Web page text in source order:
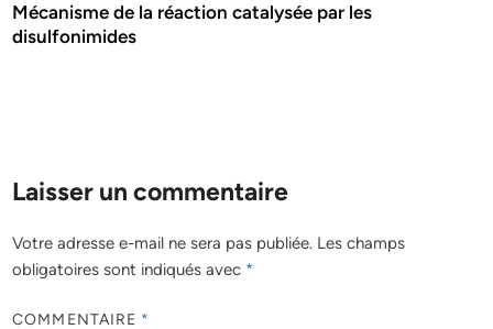
Mécanisme de la réaction catalysée par les
disulfonimides
Laisser un commentaire
Votre adresse e-mail ne sera pas publiée. Les champs
obligatoires sont indiqués avec *
COMMENTAIRE *